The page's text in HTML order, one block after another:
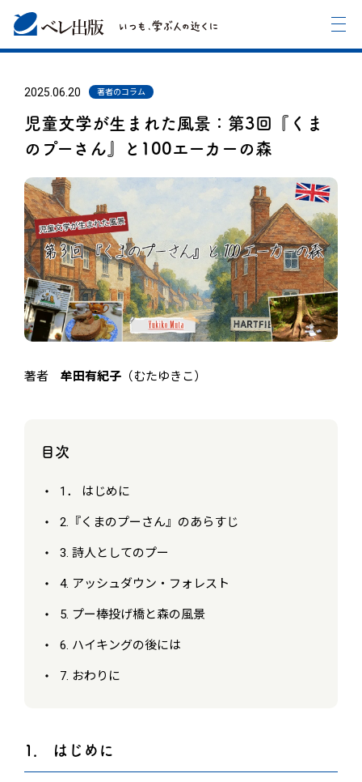
2025.06.20 著者のコラム
児童文学が生まれた風景：第3回『くま
のプーさん』と100エーカーの森
著者 牟田有紀子 （むたゆきこ）
目次
1． はじめに
2.『くまのプーさん』のあらすじ
3. 詩人としてのプー
4. アッシュダウン・フォレスト
5. プー棒投げ橋と森の風景
6. ハイキングの後には
7. おわりに
1． はじめに